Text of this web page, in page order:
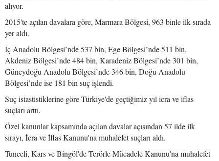
alıyor.
2015'te açılan davalara göre, Marmara Bölgesi, 963 binle ilk sırada
yer aldı.
İç Anadolu Bölgesi’nde 537 bin, Ege Bölgesi’nde 511 bin,
Akdeniz Bölgesi’nde 484 bin, Karadeniz Bölgesi’nde 301 bin,
Güneydoğu Anadolu Bölgesi’nde 346 bin, Doğu Anadolu
Bölgesi’nde ise 181 bin suç işlendi.
Suç istastistiklerine göre Türkiye'de geçtiğimiz yıl icra ve iflas
suçları arttı.
Özel kanunlar kapsamında açılan davalar açısından 57 ilde ilk
sırayı, İcra ve İflas Kanunu'na muhalefet suçları aldı.
Tunceli, Kars ve Bingöl'de Terörle Mücadele Kanunu'na muhalefet